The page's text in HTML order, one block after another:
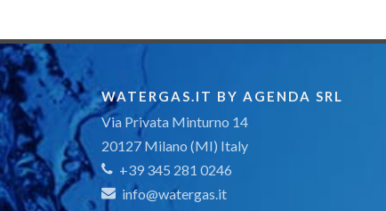
WATERGAS.IT BY AGENDA SRL
Via Privata Minturno 14
20127 Milano (MI) Italy
+39 345 281 0246
info@watergas.it